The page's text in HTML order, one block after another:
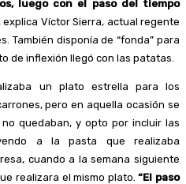
luego con el paso del tiempo
, explica Víctor Sierra, actual regente
También disponía de “fonda” para
de inflexión llegó con las patatas.
un plato estrella para los
pero en aquella ocasión se
quedaban, y opto por incluir las
a la pasta que realizaba
cuando a la semana siguiente
realizara el mismo plato.“El paso